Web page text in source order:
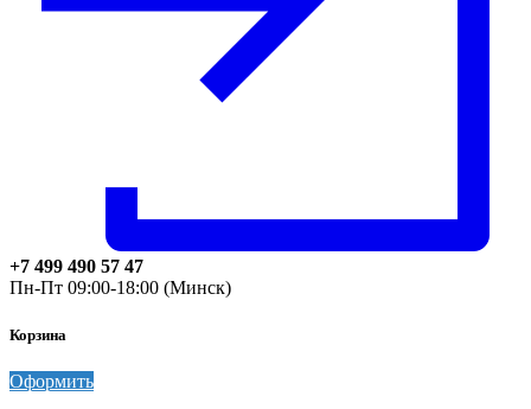
+7 499 490 57 47
Пн-Пт 09:00-18:00 (Минск)
Корзина
Оформить